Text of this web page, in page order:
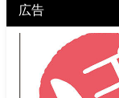
広告